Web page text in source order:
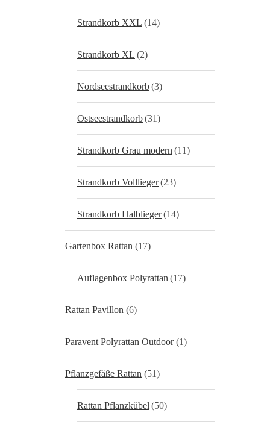
Strandkorb XXL (14)
Strandkorb XL (2)
Nordseestrandkorb(3)
Ostseestrandkorb(31)
Strandkorb Grau modern (11)
Strandkorb Volllieger(23)
Strandkorb Halblieger(14)
Gartenbox Rattan (17)
Auflagenbox Polyrattan (17)
Rattan Pavillon (6)
Paravent Polyrattan Outdoor (1)
Pflanzgefäße Rattan (51)
Rattan Pflanzkübel (50)